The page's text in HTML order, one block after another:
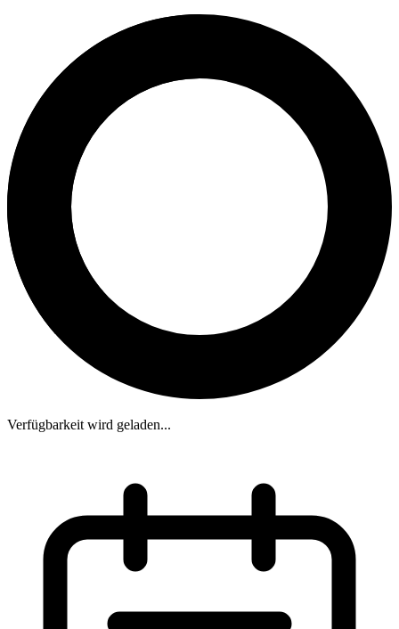
Verfügbarkeit wird geladen...